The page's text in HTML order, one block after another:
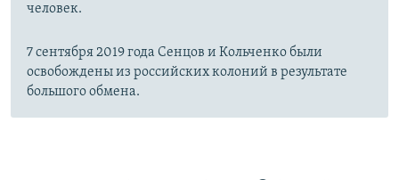
человек.
7 сентября 2019 года Сенцов и Кольченко были
освобождены из российских колоний в результате
большого обмена.